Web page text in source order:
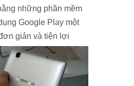
những phần mềm
Google Play một
giản và tiện lợi